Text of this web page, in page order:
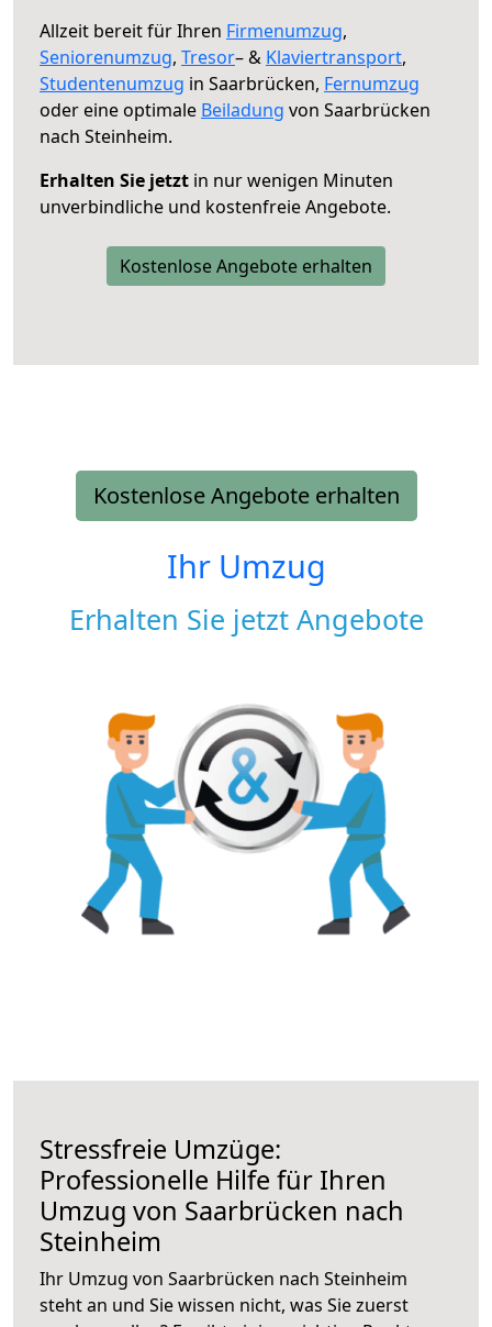
Allzeit bereit für Ihren Firmenumzug,
Seniorenumzug, Tresor– & Klaviertransport,
Studentenumzug in Saarbrücken, Fernumzug
oder eine optimale Beiladung von Saarbrücken
nach Steinheim.
Erhalten Sie jetzt in nur wenigen Minuten
unverbindliche und kostenfreie Angebote.
Kostenlose Angebote erhalten
Kostenlose Angebote erhalten
Ihr Umzug
Erhalten Sie jetzt Angebote
Stressfreie Umzüge:
Professionelle Hilfe für Ihren
Umzug von Saarbrücken nach
Steinheim
Ihr Umzug von Saarbrücken nach Steinheim
steht an und Sie wissen nicht, was Sie zuerst